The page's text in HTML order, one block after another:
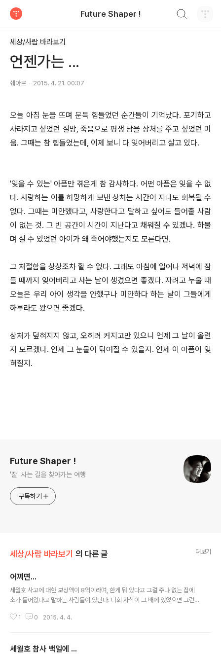
Future Shaper !
세상/사람 바라보기
언젠가는 ...
쉐아르 2015. 4. 21. 00:07
오늘 아침 눈을 뜨며 문득 힘들었던 순간들이 기억났다. 포기하고
사라지고 싶었던 절망, 죽음으로 평생 남을 상처를 주고 싶었던 미
움. 그때는 참 힘들었는데, 이제 보니 다 잊어버리고 살고 있다.
'잊을 수 있는' 아픔만 겪은게 참 감사하다. 어떤 아픔은 잊을 수 없
다. 사랑하는 이를 허망하게 보낸 상처는 시간이 지나도 회복될 수
없다. 그때는 미안했다고, 사랑한다고 말하고 싶어도 들어줄 사람
이 없는 것. 그 빈 공간이 시간이 지난다고 채워질 수 있겠나. 하물
며 살 수 있었던 아이가 왜 죽어야했는지도 모른다면.
그 처절함을 상상조차 할 수 없다. 그래도 아침에 일어나 저녁에 잠
들 때까지 잊어버리고 사는 날이 생겼으면 좋겠다. 자려고 누울 때
오늘은 우리 아이 생각을 안했구나 미안하다 하는 날이 그들에게
하루라도 왔으면 좋겠다.
상처가 덮혀지지 않고, 오히려 커지고만 있으니 언제 그 날이 올런
지 모르겠다. 언제 그 눈물이 닦여질 수 있을지. 언제 이 아픔이 잊
혀질지.
Future Shaper !
'잘' 사는 길을 찾아가는 여행
구독하기
세상/사람 바라보기 의 다른 글 더보기
어쩌면...
세월호 사고에 대한 보상액이 8억이라며, 한게 뭐 있다고 그걸 주냐 없는 집에
소가 들어왔다고 말하는 사람들이 있단다. 너희 자식이 그 배에 있었으면 그런
다는 생각에 소름이 끼친다.
1 0 2015. 4. 4.
세월호 참사 백일에 ...